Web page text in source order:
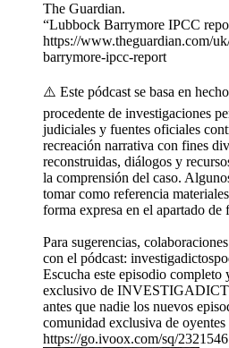
The Guardian.
“Lubbock Barrymore IPCC
https://www.theguardian.com/
barrymore-ipcc-report
⚠️ Este pódcast se basa en
procedente de investigaciones
judiciales y fuentes oficiales
recreación narrativa con fines
reconstruidas, diálogos y
la comprensión del caso.
tomar como referencia
forma expresa en el apartado de
Para sugerencias,
con el pódcast:
Escucha este episodio completo
exclusivo de
antes que nadie los nuevos
comunidad exclusiva de oyentes
https://go.ivoox.com/sq/2321546